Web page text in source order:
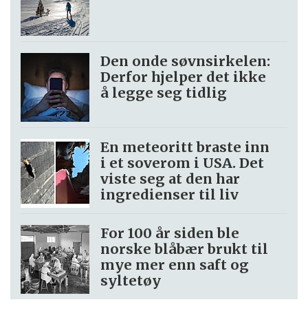
Den onde søvnsirkelen:
Derfor hjelper det ikke
å legge seg tidlig
En meteoritt braste inn
i et soverom i USA. Det
viste seg at den har
ingredienser til liv
For 100 år siden ble
norske blåbær brukt til
mye mer enn saft og
syltetøy